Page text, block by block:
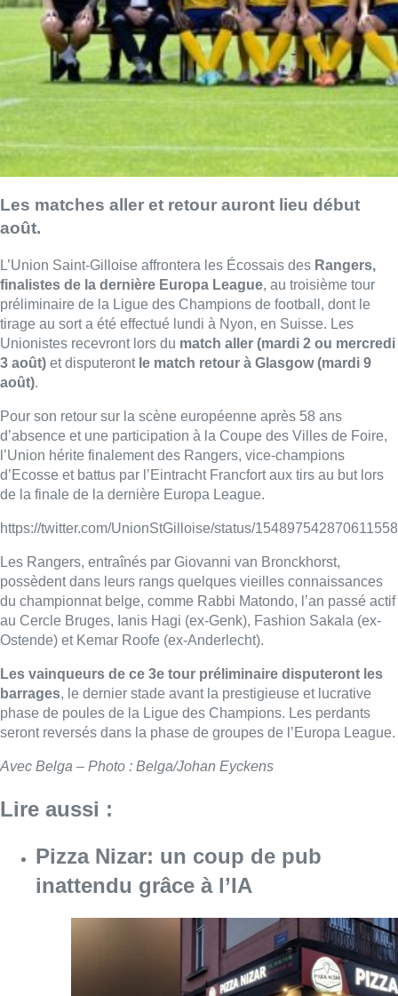
Les matches aller et retour auront lieu début
août.
L’Union Saint-Gilloise affrontera les Écossais des Rangers,
finalistes de la dernière Europa League, au troisième tour
préliminaire de la Ligue des Champions de football, dont le
tirage au sort a été effectué lundi à Nyon, en Suisse. Les
Unionistes recevront lors du match aller (mardi 2 ou mercredi
3 août) et disputeront le match retour à Glasgow (mardi 9
août).
Pour son retour sur la scène européenne après 58 ans
d’absence et une participation à la Coupe des Villes de Foire,
l’Union hérite finalement des Rangers, vice-champions
d’Ecosse et battus par l’Eintracht Francfort aux tirs au but lors
de la finale de la dernière Europa League.
https://twitter.com/UnionStGilloise/status/
Les Rangers, entraînés par Giovanni van Bronckhorst,
possèdent dans leurs rangs quelques vieilles connaissances
du championnat belge, comme Rabbi Matondo, l’an passé actif
au Cercle Bruges, Ianis Hagi (ex-Genk), Fashion Sakala (ex-
Ostende) et Kemar Roofe (ex-Anderlecht).
Les vainqueurs de ce 3e tour préliminaire disputeront les
barrages, le dernier stade avant la prestigieuse et lucrative
phase de poules de la Ligue des Champions. Les perdants
seront reversés dans la phase de groupes de l’Europa League.
Avec Belga – Photo : Belga/Johan Eyckens
Lire aussi :
Pizza Nizar: un coup de pub
inattendu grâce à l’IA